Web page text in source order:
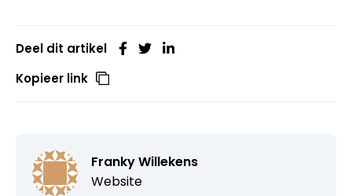
Deel dit artikel
Kopieer link
Franky Willekens
Website